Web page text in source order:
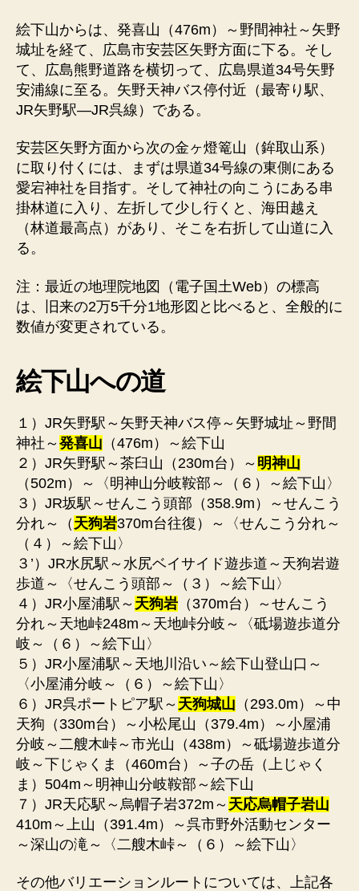
絵下山からは、発喜山（476m）～野間神社～矢野
城址を経て、広島市安芸区矢野方面に下る。そし
て、広島熊野道路を横切って、広島県道34号矢野
安浦線に至る。矢野天神バス停付近（最寄り駅、
JR矢野駅―JR呉線）である。
安芸区矢野方面から次の金ヶ燈篭山（鉾取山系）
に取り付くには、まずは県道34号線の東側にある
愛宕神社を目指す。そして神社の向こうにある串
掛林道に入り、左折して少し行くと、海田越え
（林道最高点）があり、そこを右折して山道に入
る。
注：最近の地理院地図（電子国土Web）の標高
は、旧来の2万5千分1地形図と比べると、全般的に
数値が変更されている。
絵下山への道
１）JR矢野駅～矢野天神バス停～矢野城址～野間
神社～ 発喜山 （476m）～絵下山
２）JR矢野駅～茶臼山（230m台）～ 明神山
（502m）～〈明神山分岐鞍部～（６）～絵下山〉
３）JR坂駅～せんこう頭部（358.9m）～せんこう
分れ～（ 天狗岩370m台往復）～〈せんこう分れ～
（４）～絵下山〉
３’）JR水尻駅～水尻ベイサイド遊歩道～天狗岩遊
歩道～〈せんこう頭部～（３）～絵下山〉
４）JR小屋浦駅～ 天狗岩 （370m台）～せんこう
分れ～天地峠248m～天地峠分岐～〈砥場遊歩道分
岐～（６）～絵下山〉
５）JR小屋浦駅～天地川沿い～絵下山登山口～
〈小屋浦分岐～（６）～絵下山〉
６）JR呉ポートピア駅～ 天狗城山 （293.0m）～中
天狗（330m台）～小松尾山（379.4m）～小屋浦
分岐～二艘木峠～市光山（438m）～砥場遊歩道分
岐～下じゃくま（460m台）～子の岳（上じゃく
ま）504m～明神山分岐鞍部～絵下山
７）JR天応駅～烏帽子岩372m～ 天応烏帽子岩山
410m～上山（391.4m）～呉市野外活動センター
～深山の滝～〈二艘木峠～（６）～絵下山〉
その他バリエーションルートについては、上記各